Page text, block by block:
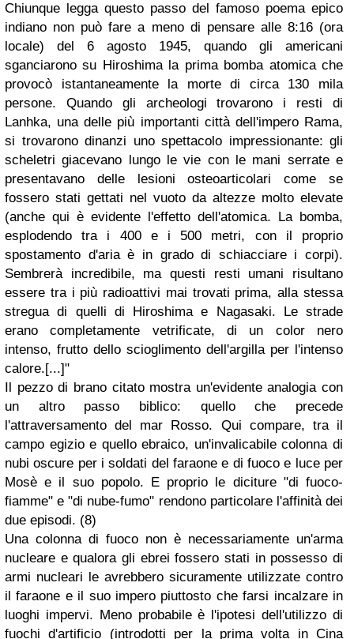
Chiunque legga questo passo del famoso poema epico
indiano non può fare a meno di pensare alle 8:16 (ora
locale) del 6 agosto 1945, quando gli americani
sganciarono su Hiroshima la prima bomba atomica che
provocò istantaneamente la morte di circa 130 mila
persone. Quando gli archeologi trovarono i resti di
Lanhka, una delle più importanti città dell'impero Rama,
si trovarono dinanzi uno spettacolo impressionante: gli
scheletri giacevano lungo le vie con le mani serrate e
presentavano delle lesioni osteoarticolari come se
fossero stati gettati nel vuoto da altezze molto elevate
(anche qui è evidente l'effetto dell'atomica. La bomba,
esplodendo tra i 400 e i 500 metri, con il proprio
spostamento d'aria è in grado di schiacciare i corpi).
Sembrerà incredibile, ma questi resti umani risultano
essere tra i più radioattivi mai trovati prima, alla stessa
stregua di quelli di Hiroshima e Nagasaki. Le strade
erano completamente vetrificate, di un color nero
intenso, frutto dello scioglimento dell'argilla per l'intenso
calore.[...]"
Il pezzo di brano citato mostra un'evidente analogia con
un altro passo biblico: quello che precede
l'attraversamento del mar Rosso. Qui compare, tra il
campo egizio e quello ebraico, un'invalicabile colonna di
nubi oscure per i soldati del faraone e di fuoco e luce per
Mosè e il suo popolo. E proprio le diciture "di fuoco-
fiamme" e "di nube-fumo" rendono particolare l'affinità dei
due episodi. (8)
Una colonna di fuoco non è necessariamente un'arma
nucleare e qualora gli ebrei fossero stati in possesso di
armi nucleari le avrebbero sicuramente utilizzate contro
il faraone e il suo impero piuttosto che farsi incalzare in
luoghi impervi. Meno probabile è l'ipotesi dell'utilizzo di
fuochi d'artificio (introdotti per la prima volta in Cina